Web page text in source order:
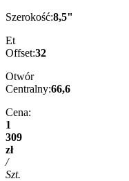
Szerokość:8,5"
Et
Offset:32
Otwór
Centralny:66,6
Cena:
1
309
zł
/
Szt.